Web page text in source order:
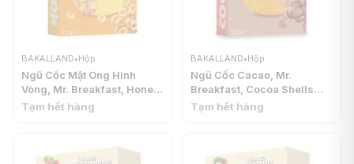
BAKALLAND•Hộp
Ngũ Cốc Mật Ong Hình
Vòng, Mr. Breakfast, Honey
Rings (375g) - BAKALLAND
Tạm hết hàng
BAKALLAND•Hộp
Ngũ Cốc Cacao, Mr.
Breakfast, Cocoa Shells
(375g) - BAKALLAND
Tạm hết hàng